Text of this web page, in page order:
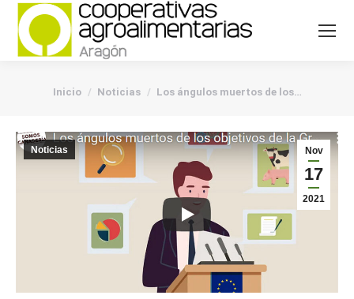
You are here:
Inicio Noticias Los ángulos muertos de los…
Nov
17
2021
Noticias